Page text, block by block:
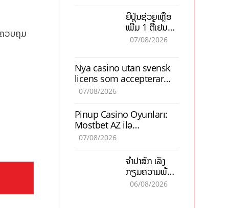
ວບຄຸມ
ສາກົນ, ຫັນສູ່ດິຈິ
ຕອນ
ຍີ່ປຸ່ນຊ່ວຍເຫຼືອ
ເພີ່ມ 1 ຕື້ເຢນ
ອັບເກຣດ
ເຕີບໂຕ
07/08/2026
Nya casino utan svensk
licens som accepterar
Swish: En jämförelse
07/08/2026
Pinup Casino Oyunları:
Mostbet AZ ilə
Müqayisədə Nə Təqdim
07/08/2026
ຈຳປາສັກ ເລັ່ງ
ກຽມຄວາມພ້ອມ
“ປີທ່ອງທ່ຽວ
06/08/2026